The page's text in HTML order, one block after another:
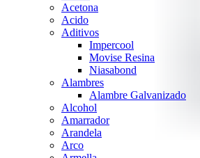
Acetona
Acido
Aditivos
Impercool
Movise Resina
Niasabond
Alambres
Alambre Galvanizado
Alcohol
Amarrador
Arandela
Arco